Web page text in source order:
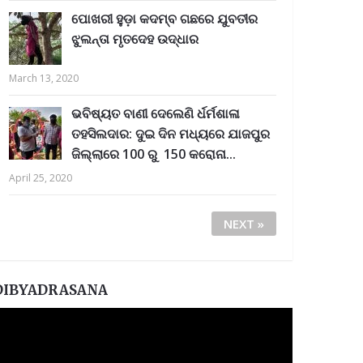
ପୋଖରୀ ହୁଡ଼ା କଦମ୍ବ ଗଛରେ ଯୁବତୀର
ଝୁଲନ୍ତା ମୃତଦେହ ଉଦ୍ଧାର
March 13, 2020
ଭବିଷ୍ୟତ ବାଣୀ ଦେଲେଣି ର୍ଧର୍ମଶାଳା
ତହସିଲଦାର: ଦୁଇ ଦିନ ମଧ୍ୟରେ ଯାଜପୁର
ଜିଲ୍ଲାରେ 100 ରୁ 150 କରୋନା...
April 25, 2020
NEXT »